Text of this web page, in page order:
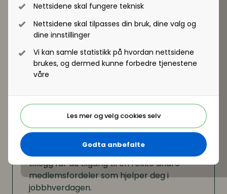
Nettsidene skal fungere teknisk
Nettsidene skal tilpasses din bruk, dine valg og
dine innstillinger
Vi kan samle statistikk på hvordan nettsidene
brukes, og dermed kunne forbedre tjenestene
våre
Les mer og velg cookies selv
Godta anbefalte
ansatte tilgang til +artikler og andre
medlemsfordeler.
Registrer deg - Få tilgang
Er du ikke medlem?
tillegg får du tilgang til en rekke andre
medlemsfordeler som hjelper deg i
jobbhverdagen.